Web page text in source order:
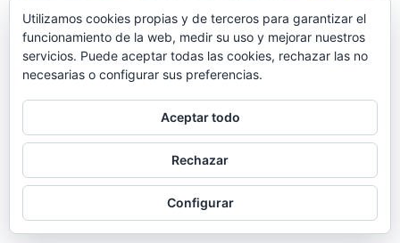
Utilizamos cookies propias y de terceros para garantizar el
funcionamiento de la web, medir su uso y mejorar nuestros
servicios. Puede aceptar todas las cookies, rechazar las no
necesarias o configurar sus preferencias.
Aceptar todo
Rechazar
Configurar